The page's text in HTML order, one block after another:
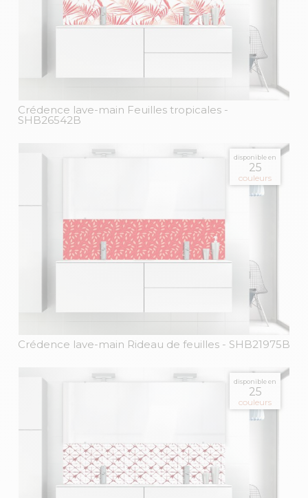
Crédence lave-main Feuilles tropicales -
SHB26542B
disponible en
25
couleurs
Crédence lave-main Rideau de feuilles - SHB21975B
disponible en
25
couleurs